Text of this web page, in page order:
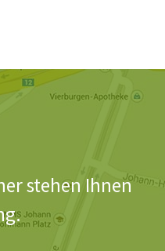
stehen Ihnen